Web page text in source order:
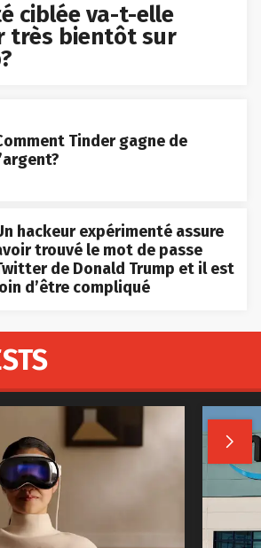
ciblée va-t-elle
très bientôt sur
Tinder gagne de
hackeur expérimenté assure
trouvé le mot de passe
de Donald Trump et il est
d’être compliqué
